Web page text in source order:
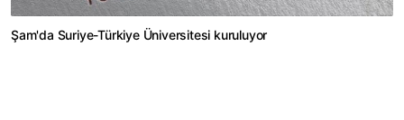
Şam'da Suriye-Türkiye Üniversitesi kuruluyor